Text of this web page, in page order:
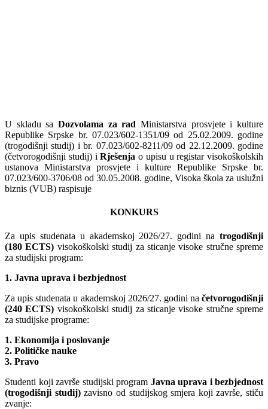
U skladu sa Dozvolama za rad Ministarstva prosvjete i kulture
Republike Srpske br. 07.023/602-1351/09 od 25.02.2009. godine
(trogodišnji studij) i br. 07.023/602-8211/09 od 22.12.2009. godine
(četvorogodišnji studij) iRješenja o upisu u registar visokoškolskih
ustanova Ministarstva prosvjete i kulture Republike Srpske br.
07.023/600-3706/08 od 30.05.2008. godine, Visoka škola za uslužni
biznis (VUB) raspisuje
KONKURS
Za upis studenata u akademskoj 2026/27. godini na trogodišnji
(180 ECTS) visokoškolski studij za sticanje visoke stručne spreme
za studijski program:
1. Javna uprava i bezbjednost
Za upis studenata u akademskoj 2026/27. godini na četvorogodišnji
(240 ECTS) visokoškolski studij za sticanje visoke stručne spreme
za studijske programe:
1. Ekonomija i poslovanje
2. Političke nauke
3. Pravo
Studenti koji završe studijski program Javna uprava i bezbjednost
(trogodišnji studij)zavisno od studijskog smjera koji završe, stiču
zvanje: